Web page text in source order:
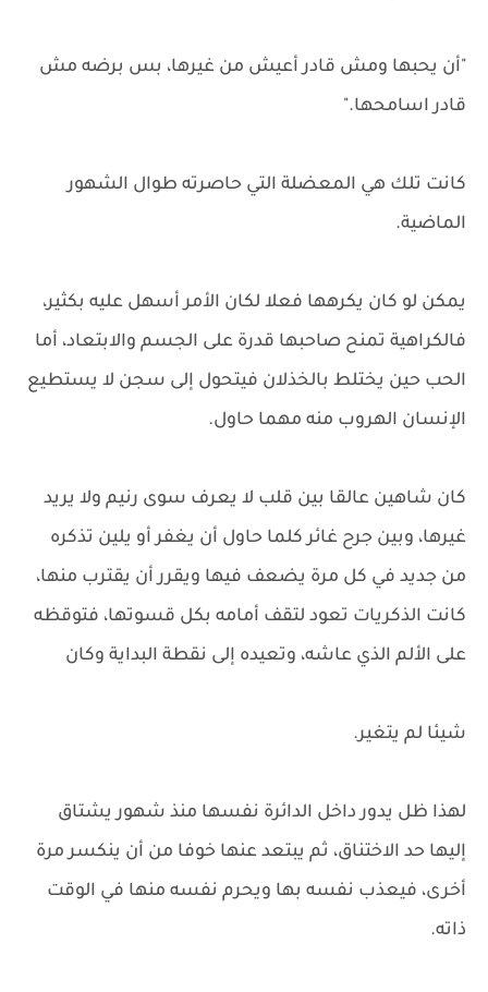
"أن يحبها ومش قادر أعيش من غيرها، بس برضه مش
قادر اسامحها."
كانت تلك هي المعضلة التي حاصرته طوال الشهور
الماضية.
يمكن لو كان يكرهها فعلا لكان الأمر أسهل عليه بكثير،
فالكراهية تمنح صاحبها قدرة على الجسم والابتعاد، أما
الحب حين يختلط بالخذلان فيتحول إلى سجن لا يستطيع
الإنسان الهروب منه مهما حاول.
كان شاهين عالقا بين قلب لا يعرف سوى رنيم ولا يريد
غيرها، وبين جرح غائر كلما حاول أن يغفر أو يلين تذكره
من جديد في كل مرة يضعف فيها ويقرر أن يقترب منها،
كانت الذكريات تعود لتقف أمامه بكل قسوتها، فتوقظه
على الألم الذي عاشه، وتعيده إلى نقطة البداية وكان
شيئا لم يتغير.
لهذا ظل يدور داخل الدائرة نفسها منذ شهور يشتاق
إليها حد الاختناق، ثم يبتعد عنها خوفا من أن ينكسر مرة
أخرى، فيعذب نفسه بها ويحرم نفسه منها في الوقت
ذاته.